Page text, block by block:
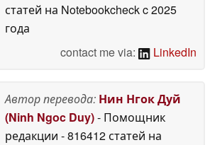
статей на Notebookcheckc 2025
года
contact me via:
LinkedIn
Автор перевода: Нин Нгок Дуй
(Ninh Ngoc Duy)- Помощник
редакции - 816412 статей на